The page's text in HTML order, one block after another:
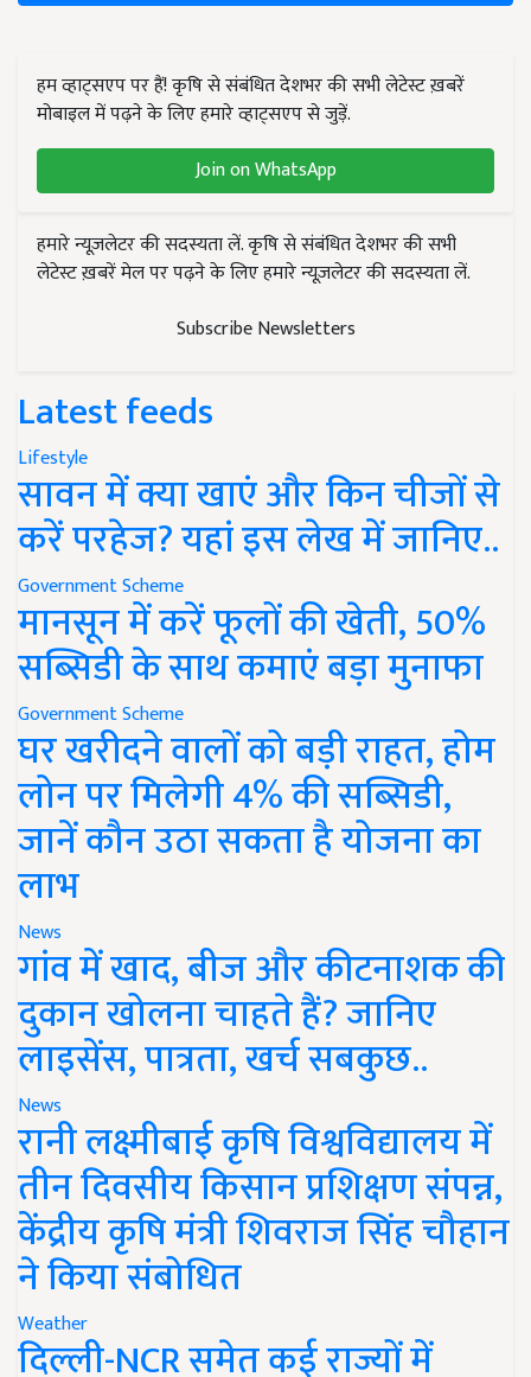
हम व्हाट्सएप पर हैं! कृषि से संबंधित देशभर की सभी लेटेस्ट ख़बरें
मोबाइल में पढ़ने के लिए हमारे व्हाट्सएप से जुड़ें.
Join on WhatsApp
हमारे न्यूज़लेटर की सदस्यता लें. कृषि से संबंधित देशभर की सभी
लेटेस्ट ख़बरें मेल पर पढ़ने के लिए हमारे न्यूज़लेटर की सदस्यता लें.
Subscribe Newsletters
Latest feeds
Lifestyle
सावन में क्या खाएं और किन चीजों से
करें परहेज? यहां इस लेख में जानिए..
Government Scheme
मानसून में करें फूलों की खेती, 50%
सब्सिडी के साथ कमाएं बड़ा मुनाफा
Government Scheme
घर खरीदने वालों को बड़ी राहत, होम
लोन पर मिलेगी 4% की सब्सिडी,
जानें कौन उठा सकता है योजना का
लाभ
News
गांव में खाद, बीज और कीटनाशक की
दुकान खोलना चाहते हैं? जानिए
लाइसेंस, पात्रता, खर्च सबकुछ..
News
रानी लक्ष्मीबाई कृषि विश्वविद्यालय में
तीन दिवसीय किसान प्रशिक्षण संपन्न,
केंद्रीय कृषि मंत्री शिवराज सिंह चौहान
ने किया संबोधित
Weather
दिल्ली-NCR समेत कई राज्यों में